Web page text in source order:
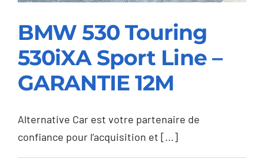
BMW 530 Touring
GARANTIE 12M
BMW 530 Touring
530iXA Sport Line –
GARANTIE 12M
Alternative Car est votre partenaire de
confiance pour l’acquisition et [...]